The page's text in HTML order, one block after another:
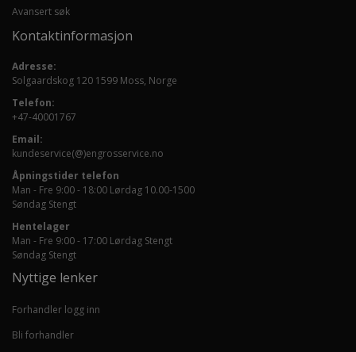
Avansert søk
Kontaktinformasjon
Adresse:
Solgaardskog 120 1599 Moss, Norge
Telefon:
+47-40001767
Email:
kundeservice(@)engrosservice.no
Åpningstider telefon
Man - Fre 9:00 - 18:00 Lørdag 10.00-1500
Søndag Stengt
Hentelager
Man - Fre 9:00 - 17:00 Lørdag Stengt
Søndag Stengt
Nyttige lenker
Forhandler logg inn
Bli forhandler